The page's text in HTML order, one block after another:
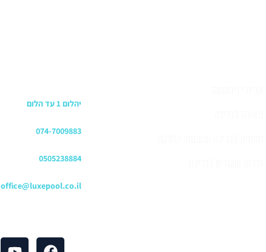
יהלום 1 עד הלום
074-7009883
0505238884
office@luxepool.co.il